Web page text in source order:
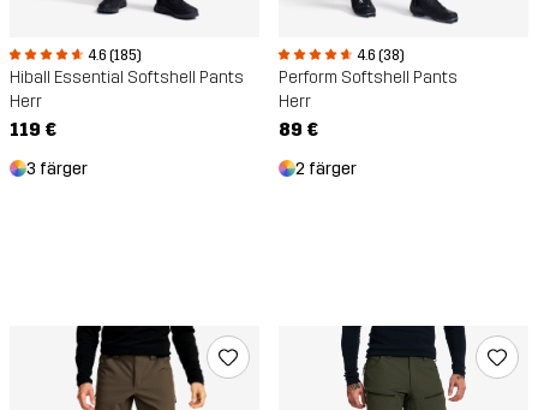
4.6 (185)
Hiball Essential Softshell Pants
Herr
119 €
3 färger
4.6 (38)
Perform Softshell Pants
Herr
89 €
2 färger